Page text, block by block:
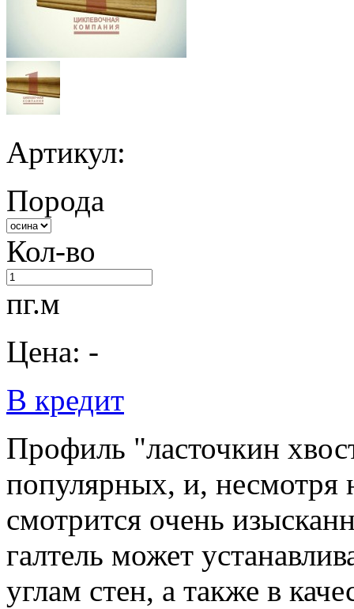
Артикул:
Порода
Кол-во
пг.м
Цена: -
В кредит
Профиль "ласточкин
популярных, и, несмотря
смотрится очень
галтель может
углам стен, а также в